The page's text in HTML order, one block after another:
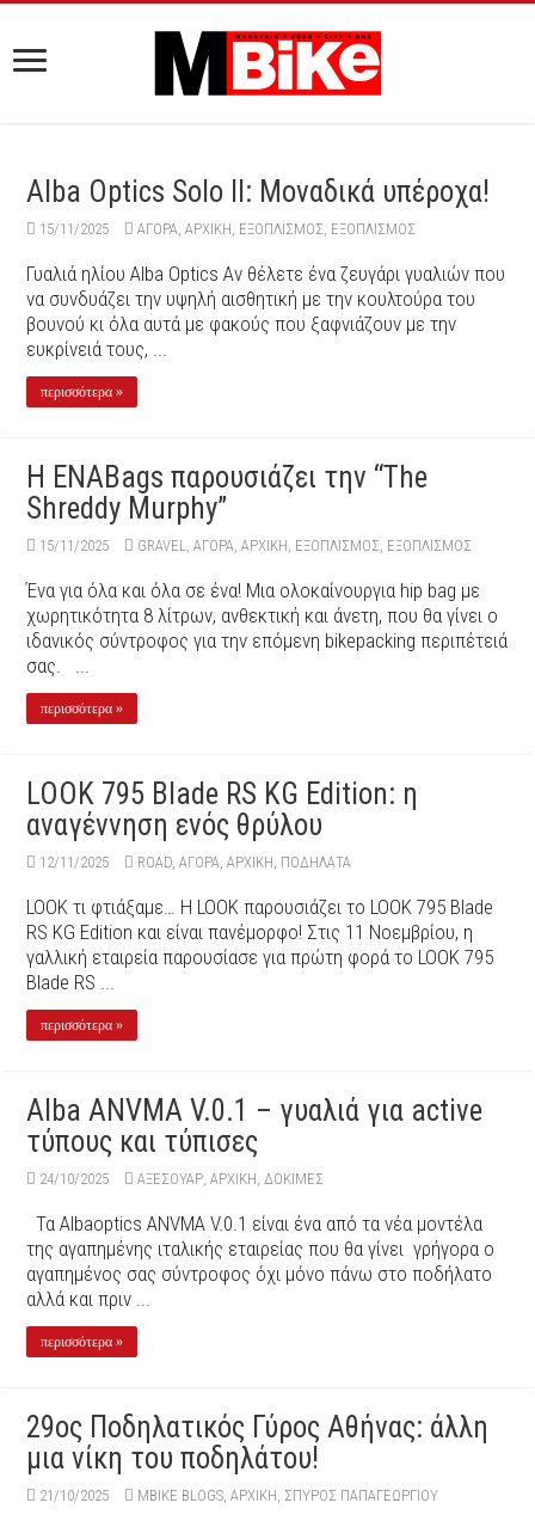
Alba Optics Solo II: Μοναδικά υπέροχα!
15/11/2025 ΑΓΟΡΑ,ΑΡΧΙΚΉ, ΕΞΟΠΛΙΣΜΌΣ, ΕΞΟΠΛΙΣΜΌΣ
Γυαλιά ηλίου Alba Optics Αν θέλετε ένα ζευγάρι γυαλιών που
να συνδυάζει την υψηλή αισθητική με την κουλτούρα του
βουνού κι όλα αυτά με φακούς που ξαφνιάζουν με την
ευκρίνειά τους, ...
περισσότερα »
Η ENABags παρουσιάζει την “The
Shreddy Murphy”
15/11/2025 GRAVEL,ΑΓΟΡΑ,ΑΡΧΙΚΉ, ΕΞΟΠΛΙΣΜΌΣ, ΕΞΟΠΛΙΣΜΌΣ
Ένα για όλα και όλα σε ένα! Μια ολοκαίνουργια hip bag με
χωρητικότητα 8 λίτρων, ανθεκτική και άνετη, που θα γίνει ο
ιδανικός σύντροφος για την επόμενη bikepacking περιπέτειά
σας. ...
περισσότερα »
LOOK 795 Blade RS KG Edition: η
αναγέννηση ενός θρύλου
12/11/2025 ROAD,ΑΓΟΡΑ,ΑΡΧΙΚΉ, ΠΟΔΉΛΑΤΑ
LOOK τι φτιάξαμε… H LOOK παρουσιάζει το LOOK 795 Blade
RS KG Edition και είναι πανέμορφο! Στις 11 Νοεμβρίου, η
γαλλική εταιρεία παρουσίασε για πρώτη φορά το LOOK 795
Blade RS ...
περισσότερα »
Alba ANVMA V.0.1 – γυαλιά για active
τύπους και τύπισες
24/10/2025 ΑΞΕΣΟΥΆΡ,ΑΡΧΙΚΉ,ΔΟΚΙΜΕΣ
Τα Albaoptics ANVMA V.0.1 είναι ένα από τα νέα μοντέλα
της αγαπημένης ιταλικής εταιρείας που θα γίνει γρήγορα ο
αγαπημένος σας σύντροφος όχι μόνο πάνω στο ποδήλατο
αλλά και πριν ...
περισσότερα »
29oς Ποδηλατικός Γύρος Αθήνας: άλλη
μια νίκη του ποδηλάτου!
21/10/2025 MBIKE BLOGS,ΑΡΧΙΚΉ, ΣΠΎΡΟΣ ΠΑΠΑΓΕΩΡΓΊΟΥ